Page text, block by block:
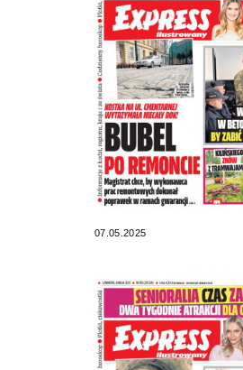
07.05.2025